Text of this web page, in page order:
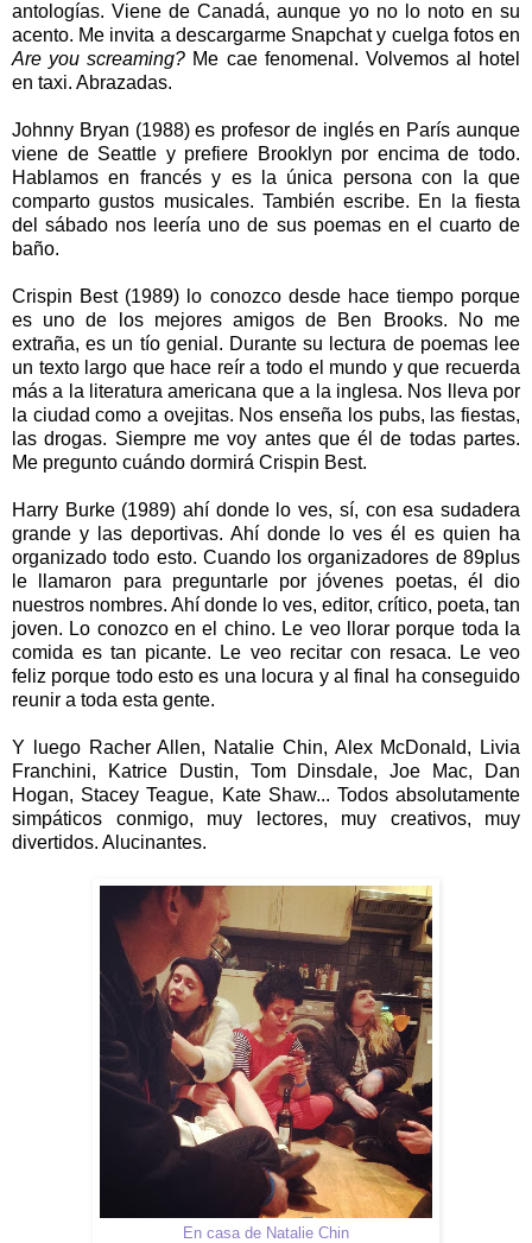
antologías. Viene de Canadá, aunque yo no lo noto en su
acento. Me invita a descargarme Snapchat y cuelga fotos en
Are you screaming? Me cae fenomenal. Volvemos al hotel
en taxi. Abrazadas.
Johnny Bryan (1988) es profesor de inglés en París aunque
viene de Seattle y prefiere Brooklyn por encima de todo.
Hablamos en francés y es la única persona con la que
comparto gustos musicales. También escribe. En la fiesta
del sábado nos leería uno de sus poemas en el cuarto de
baño.
Crispin Best (1989) lo conozco desde hace tiempo porque
es uno de los mejores amigos de Ben Brooks. No me
extraña, es un tío genial. Durante su lectura de poemas lee
un texto largo que hace reír a todo el mundo y que recuerda
más a la literatura americana que a la inglesa. Nos lleva por
la ciudad como a ovejitas. Nos enseña los pubs, las fiestas,
las drogas. Siempre me voy antes que él de todas partes.
Me pregunto cuándo dormirá Crispin Best.
Harry Burke (1989) ahí donde lo ves, sí, con esa sudadera
grande y las deportivas. Ahí donde lo ves él es quien ha
organizado todo esto. Cuando los organizadores de 89plus
le llamaron para preguntarle por jóvenes poetas, él dio
nuestros nombres. Ahí donde lo ves, editor, crítico, poeta, tan
joven. Lo conozco en el chino. Le veo llorar porque toda la
comida es tan picante. Le veo recitar con resaca. Le veo
feliz porque todo esto es una locura y al final ha conseguido
reunir a toda esta gente.
Y luego Racher Allen, Natalie Chin, Alex McDonald, Livia
Franchini, Katrice Dustin, Tom Dinsdale, Joe Mac, Dan
Hogan, Stacey Teague, Kate Shaw... Todos absolutamente
simpáticos conmigo, muy lectores, muy creativos, muy
divertidos. Alucinantes.
En casa de Natalie Chin